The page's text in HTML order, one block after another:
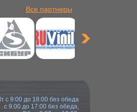
Все партнеры
с 9:00 до 18:00 без обеда
с 9:00 до 17:00 без обеда,